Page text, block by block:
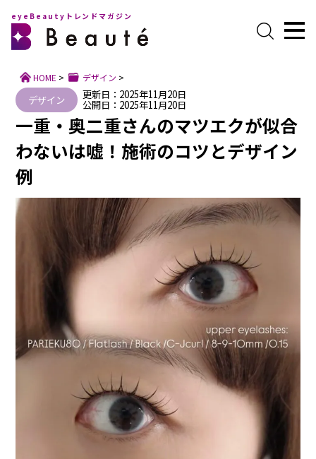
プライバシーポリシー
eyeBeautyトレンドマガジン
HOME > デザイン >
デザイン 更新日：2025年11月20日
公開日：2025年11月20日
一重・奥二重さんのマツエクが似合
わないは嘘！施術のコツとデザイン
例